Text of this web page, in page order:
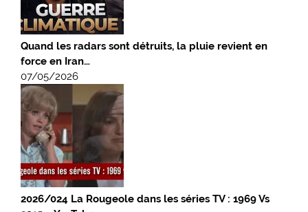
Quand les radars sont détruits, la pluie revient en
force en Iran…
07/05/2026
2026/024 La Rougeole dans les séries TV : 1969 Vs